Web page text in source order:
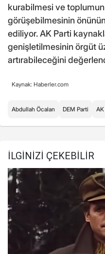
kurabilmesi ve
görüşebilmesinin
ediliyor. AK Parti
genişletilmesinin örgüt
artırabileceğini
Kaynak: Haberler.com
Abdullah Öcalan DEM Parti AK